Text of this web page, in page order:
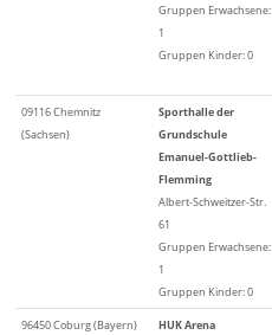
Gruppen Erwachsene:
1
Gruppen Kinder: 0
09116 Chemnitz
(Sachsen)
Sporthalle der
Grundschule
Emanuel-Gottlieb-
Flemming
Albert-Schweitzer-Str.
61
Gruppen Erwachsene:
1
Gruppen Kinder: 0
96450 Coburg (Bayern)
HUK Arena